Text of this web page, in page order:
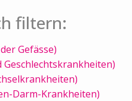
filtern:
Gefässe)
Darm-Krankheiten)